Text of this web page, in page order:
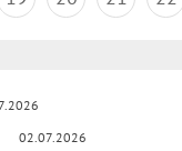
02.07.2026